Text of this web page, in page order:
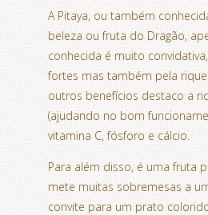
A Pitaya, ou também
beleza ou fruta do Dragão,
conhecida é muito
fortes mas também pela
outros benefícios destaco a
(ajudando no bom
vitamina C, fósforo e cálcio.
Para além disso, é uma fruta
mete muitas sobremesas a
convite para um prato